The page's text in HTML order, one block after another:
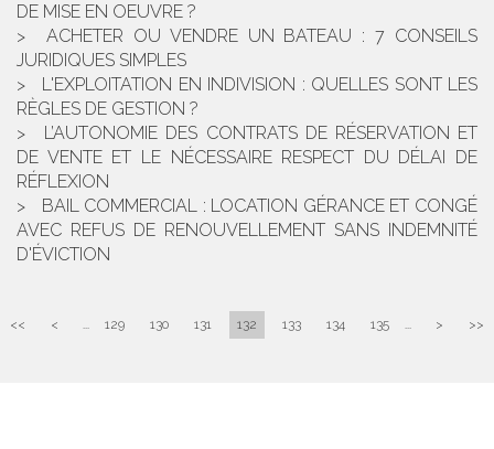
DE MISE EN OEUVRE ?
ACHETER OU VENDRE UN BATEAU : 7 CONSEILS
JURIDIQUES SIMPLES
L'EXPLOITATION EN INDIVISION : QUELLES SONT LES
RÈGLES DE GESTION ?
L’AUTONOMIE DES CONTRATS DE RÉSERVATION ET
DE VENTE ET LE NÉCESSAIRE RESPECT DU DÉLAI DE
RÉFLEXION
BAIL COMMERCIAL : LOCATION GÉRANCE ET CONGÉ
AVEC REFUS DE RENOUVELLEMENT SANS INDEMNITÉ
D'ÉVICTION
<< < ... 129 130 131 132 133 134 135 ... > >>